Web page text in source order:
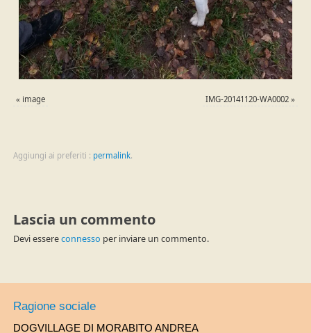
« image IMG-20141120-WA0002 »
Aggiungi ai preferiti : permalink.
Lascia un commento
Devi essereconnesso per inviare un commento.
Ragione sociale
DOGVILLAGE DI MORABITO ANDREA